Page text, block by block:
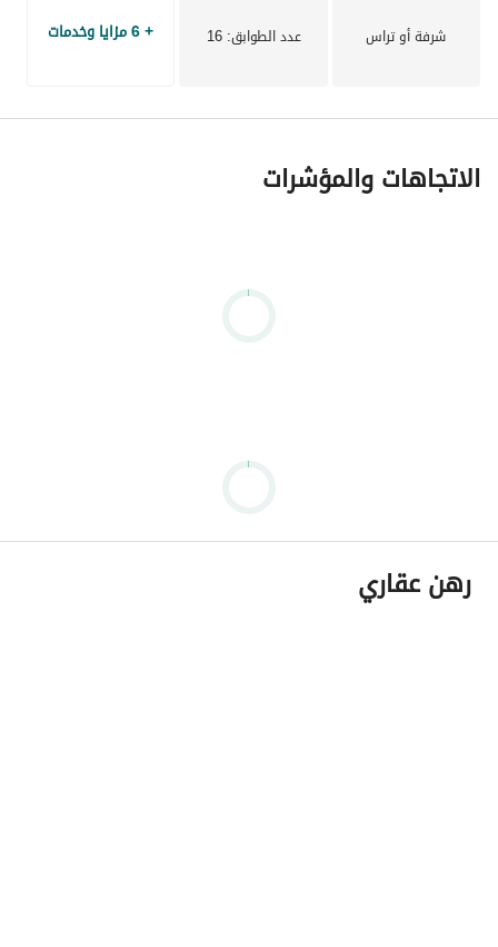
شرفة أو تراس عدد الطوابق: 16 + 6 مزايا وخدمات
الاتجاهات والمؤشرات
رهن عقاري